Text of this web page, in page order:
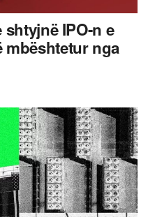
IPO-n e
mbështetur nga